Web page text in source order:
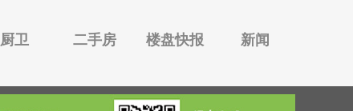
厨卫 二手房 楼盘快报 新闻